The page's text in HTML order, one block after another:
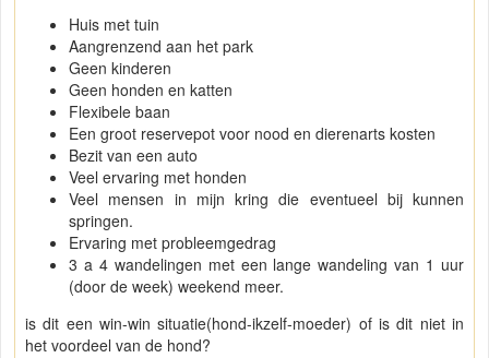
Huis met tuin
Aangrenzend aan het park
Geen kinderen
Geen honden en katten
Flexibele baan
Een groot reservepot voor nood en dierenarts kosten
Bezit van een auto
Veel ervaring met honden
Veel mensen in mijn kring die eventueel bij kunnen
springen.
Ervaring met probleemgedrag
3 a 4 wandelingen met een lange wandeling van 1 uur
(door de week) weekend meer.
is dit een win-win situatie(hond-ikzelf-moeder) of is dit niet in
het voordeel van de hond?